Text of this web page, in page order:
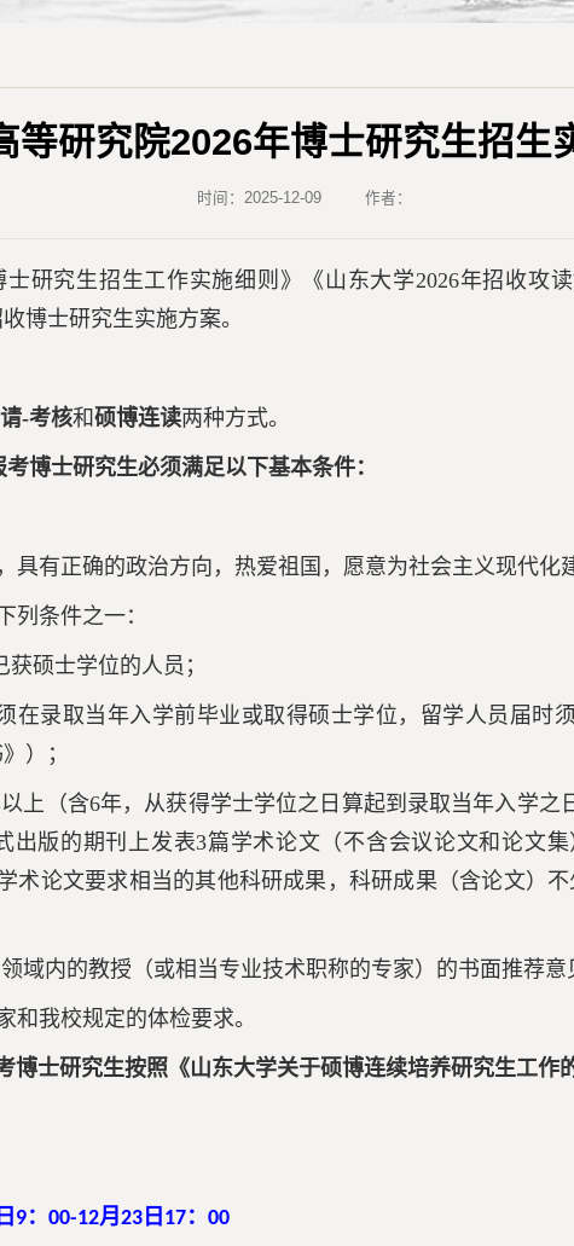
等研究院2026年博士研究生招生
时间：2025-12-09 作者：
士研究生招生工作实施细则》《山东大学2026年招收攻
博士研究生实施方案。
-考核和硕博连读两种方式。
博士研究生必须满足以下基本条件：
具有正确的政治方向，热爱祖国，愿意为社会主义现代化
列条件之一：
获硕士学位的人员；
在录取当年入学前毕业或取得硕士学位，留学人员届时
）；
以上（含6年，从获得学士学位之日算起到录取当年入学之
版的期刊上发表3篇学术论文（不含会议论文和论文集
术论文要求相当的其他科研成果，科研成果（含论文）
域内的教授（或相当专业技术职称的专家）的书面推荐意
我校规定的体检要求。
博士研究生按照《山东大学关于硕博连续培养研究生工作
日 9：00-12月23 日 17：00